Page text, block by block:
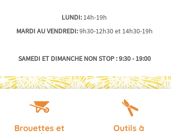
LUNDI: 14h-19h
MARDI AU VENDREDI:9h30-12h30 et 14h30-19h
SAMEDI ET DIMANCHE NON STOP : 9:30 - 19:00
SUIVEZ-NOUS SUR FACEBOOK ET INSTAGRAM ! :)
NOUS SOMMES OUVERTS AU MAGASIN 7/7 JOURS
Brouettes et
Outils à